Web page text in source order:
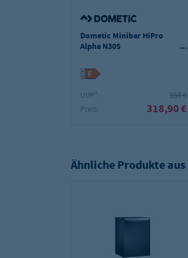
Dometic Minibar HiPro
Alpha N30S
UVP²:
356 €
Preis:
318,90 €
Ähnliche Produkte aus